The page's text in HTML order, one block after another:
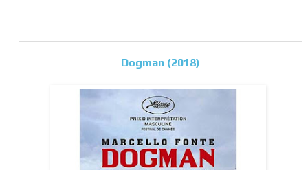
Dogman (2018)